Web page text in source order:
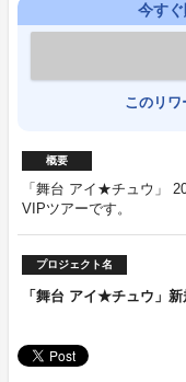
今す
このリ
概要
「舞台 アイ★チュウ」
VIPツアーです。
プロジェクト名
「舞台 アイ★チュウ」